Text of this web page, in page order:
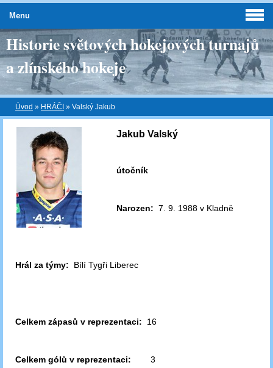
Historie světových hokejových turnajů
a zlínského hokeje
Úvod » HRÁČI » Valský Jakub
Jakub Valský
útočník
Narozen: 7. 9. 1988 v Kladně
Hrál za týmy: Bílí Tygři Liberec
Celkem zápasů v reprezentaci: 16
Celkem gólů v reprezentaci: 3
Menu